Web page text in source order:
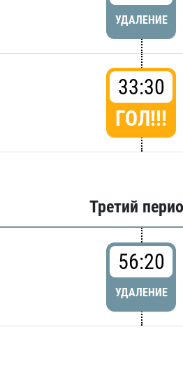
УДАЛЕНИЕ
33:30
ГОЛ!!!
Третий
56:20
УДАЛЕНИЕ